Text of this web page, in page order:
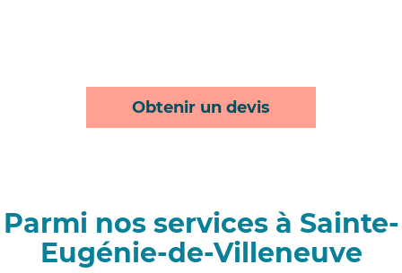
Obtenir un devis
Parmi nos services à Sainte-
Eugénie-de-Villeneuve